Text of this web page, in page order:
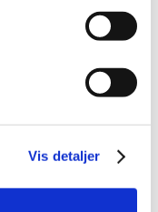
Vis detaljer